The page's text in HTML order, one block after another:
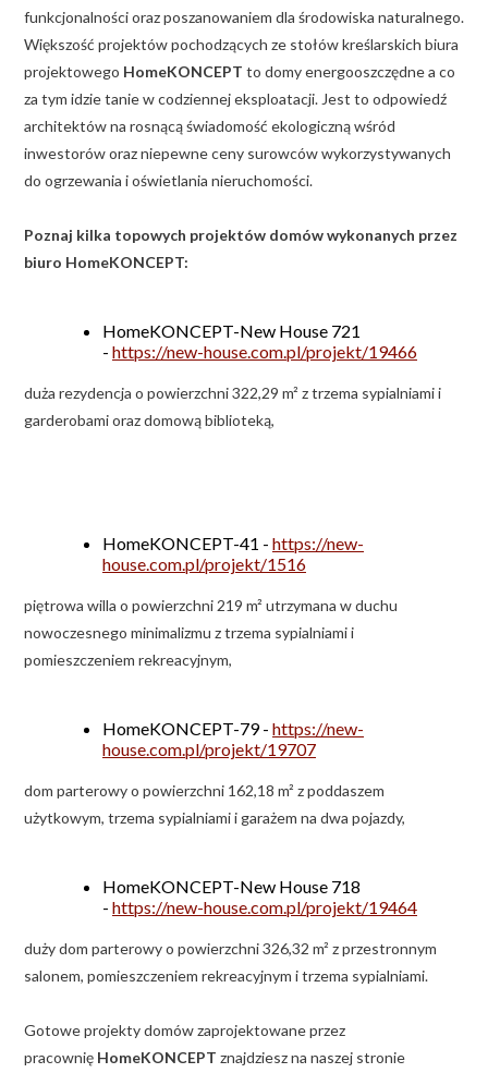
funkcjonalności oraz poszanowaniem dla środowiska naturalnego.
Większość projektów pochodzących ze stołów kreślarskich biura
projektowego HomeKONCEPT to domy energooszczędne a co
za tym idzie tanie w codziennej eksploatacji. Jest to odpowiedź
architektów na rosnącą świadomość ekologiczną wśród
inwestorów oraz niepewne ceny surowców wykorzystywanych
do ogrzewania i oświetlania nieruchomości.
Poznaj kilka topowych projektów domów wykonanych przez
biuro HomeKONCEPT:
HomeKONCEPT-New House 721
- https://new-house.com.pl/projekt/19466
duża rezydencja o powierzchni 322,29 m² z trzema sypialniami i
garderobami oraz domową biblioteką,
HomeKONCEPT-41 - https://new-
house.com.pl/projekt/1516
piętrowa willa o powierzchni 219 m² utrzymana w duchu
nowoczesnego minimalizmu z trzema sypialniami i
pomieszczeniem rekreacyjnym,
HomeKONCEPT-79 - https://new-
house.com.pl/projekt/19707
dom parterowy o powierzchni 162,18 m² z poddaszem
użytkowym, trzema sypialniami i garażem na dwa pojazdy,
HomeKONCEPT-New House 718
- https://new-house.com.pl/projekt/19464
duży dom parterowy o powierzchni 326,32 m² z przestronnym
salonem, pomieszczeniem rekreacyjnym i trzema sypialniami.
Gotowe projekty domów zaprojektowane przez
pracownię HomeKONCEPT znajdziesz na naszej stronie